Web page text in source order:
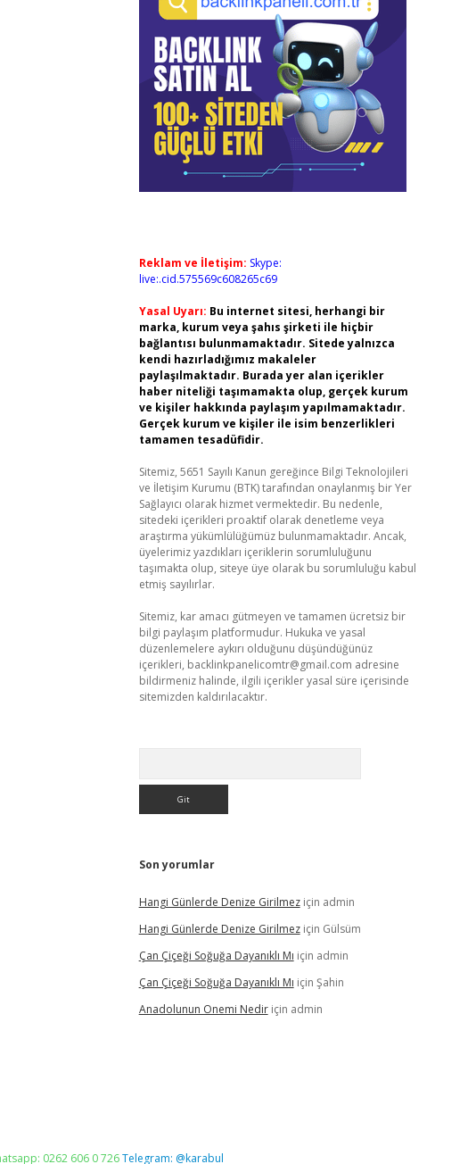
Reklam ve İletişim: Skype:
live:.cid.575569c608265c69
Yasal Uyarı: Bu internet sitesi, herhangi bir
marka, kurum veya şahıs şirketi ile hiçbir
bağlantısı bulunmamaktadır. Sitede yalnızca
kendi hazırladığımız makaleler
paylaşılmaktadır. Burada yer alan içerikler
haber niteliği taşımamakta olup, gerçek kurum
ve kişiler hakkında paylaşım yapılmamaktadır.
Gerçek kurum ve kişiler ile isim benzerlikleri
tamamen tesadüfidir.
Sitemiz, 5651 Sayılı Kanun gereğince Bilgi Teknolojileri
ve İletişim Kurumu (BTK) tarafından onaylanmış bir Yer
Sağlayıcı olarak hizmet vermektedir. Bu nedenle,
sitedeki içerikleri proaktif olarak denetleme veya
araştırma yükümlülüğümüz bulunmamaktadır. Ancak,
üyelerimiz yazdıkları içeriklerin sorumluluğunu
taşımakta olup, siteye üye olarak bu sorumluluğu kabul
etmiş sayılırlar.
Sitemiz, kar amacı gütmeyen ve tamamen ücretsiz bir
bilgi paylaşım platformudur. Hukuka ve yasal
düzenlemelere aykırı olduğunu düşündüğünüz
içerikleri, backlinkpanelicomtr@gmail.com adresine
bildirmeniz halinde, ilgili içerikler yasal süre içerisinde
sitemizden kaldırılacaktır.
Son yorumlar
Hangi Günlerde Denize Girilmeziçin admin
Hangi Günlerde Denize Girilmeziçin Gülsüm
Çan Çiçeği Soğuğa Dayanıklı Mı için admin
Çan Çiçeği Soğuğa Dayanıklı Mı için Şahin
Anadolunun Onemi Nediriçin admin
0262 606 0 726Telegram: @karabul